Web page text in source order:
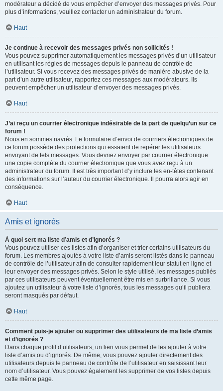
modérateur a décidé de vous empêcher d’envoyer des messages privés. Pour
plus d’informations, veuillez contacter un administrateur du forum.
Haut
Je continue à recevoir des messages privés non sollicités !
Vous pouvez supprimer automatiquement les messages privés d’un utilisateur
en utilisant les règles de messages depuis le panneau de contrôle de
l’utilisateur. Si vous recevez des messages privés de manière abusive de la
part d’un autre utilisateur, rapportez ces messages aux modérateurs. Ils
peuvent empêcher un utilisateur d’envoyer des messages privés.
Haut
J’ai reçu un courrier électronique indésirable de la part de quelqu’un sur ce
forum !
Nous en sommes navrés. Le formulaire d’envoi de courriers électroniques de
ce forum possède des protections qui essaient de repérer les utilisateurs
envoyant de tels messages. Vous devriez envoyer par courrier électronique
une copie complète du courrier électronique que vous avez reçu à un
administrateur du forum. Il est très important d’y inclure les en-têtes contenant
des informations sur l’auteur du courrier électronique. Il pourra alors agir en
conséquence.
Haut
Amis et ignorés
À quoi sert ma liste d’amis et d’ignorés ?
Vous pouvez utiliser ces listes afin d’organiser et trier certains utilisateurs du
forum. Les membres ajoutés à votre liste d’amis seront listés dans le panneau
de contrôle de l’utilisateur afin de consulter rapidement leur statut en ligne et
leur envoyer des messages privés. Selon le style utilisé, les messages publiés
par ces utilisateurs peuvent éventuellement être mis en surbrillance. Si vous
ajoutez un utilisateur à votre liste d’ignorés, tous les messages qu’il publiera
seront masqués par défaut.
Haut
Comment puis-je ajouter ou supprimer des utilisateurs de ma liste d’amis
et d’ignorés ?
Dans chaque profil d’utilisateurs, un lien vous permet de les ajouter à votre
liste d’amis ou d’ignorés. De même, vous pouvez ajouter directement des
utilisateurs depuis le panneau de contrôle de l’utilisateur en saisissant leur
nom d’utilisateur. Vous pouvez également les supprimer de vos listes depuis
cette même page.